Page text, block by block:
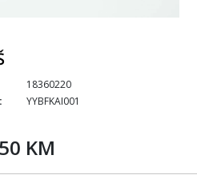
18360220
YYBFKAI001
KM